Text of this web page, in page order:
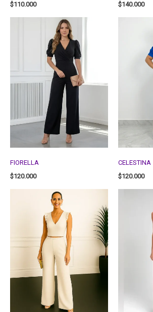
$110.000
$140.000
FIORELLA
$120.000
CELESTINA
$120.000